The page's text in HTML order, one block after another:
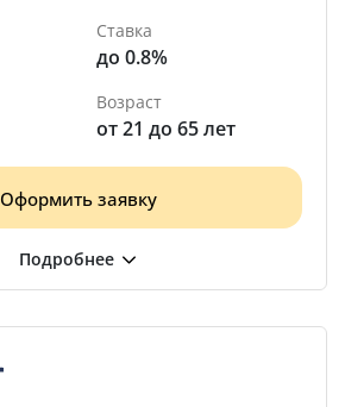
Ставка
до 0.8%
Возраст
от 21 до 65 лет
Оформить заявку